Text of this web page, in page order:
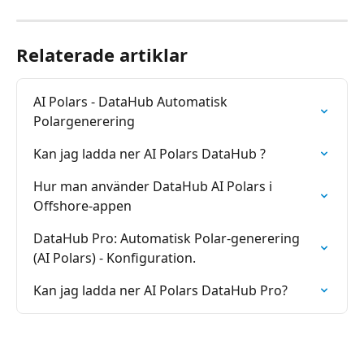
Relaterade artiklar
AI Polars - DataHub Automatisk
Polargenerering
Kan jag ladda ner AI Polars DataHub ?
Hur man använder DataHub AI Polars i
Offshore-appen
DataHub Pro: Automatisk Polar-generering
(AI Polars) - Konfiguration.
Kan jag ladda ner AI Polars DataHub Pro?